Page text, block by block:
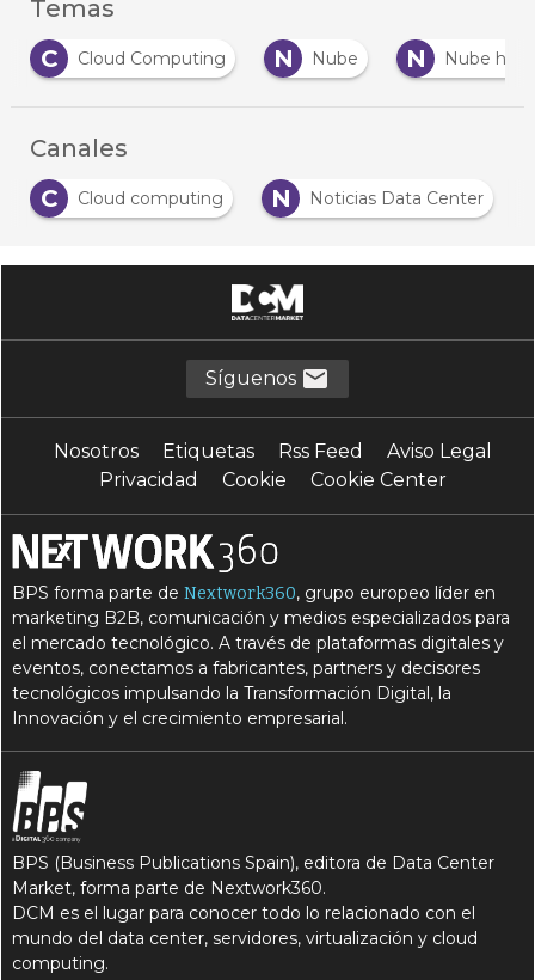
Temas
Cloud Computing N Nube N Nube híbrida
Canales
C
Cloud computing N Noticias Data Center
Síguenos
Nosotros Etiquetas Rss Feed
Aviso Legal
Privacidad
Cookie Cookie Center
BPS forma parte deNextwork360, grupo europeo líder en
marketing B2B, comunicación y medios especializados para
el mercado tecnológico. A través de plataformas digitales y
eventos, conectamos a fabricantes, partners y decisores
tecnológicos impulsando la Transformación Digital, la
Innovación y el crecimiento empresarial.
BPS (Business Publications Spain), editora de Data Center
Market, forma parte de Nextwork360.
DCM es el lugar para conocer todo lo relacionado con el
mundo del data center, servidores, virtualización y cloud
computing.